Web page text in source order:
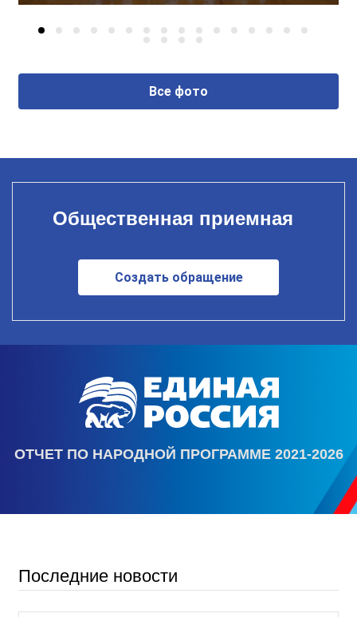
Все фото
Общественная приемная
Создать обращение
ОТЧЕТ ПО НАРОДНОЙ ПРОГРАММЕ 2021-2026
Последние новости